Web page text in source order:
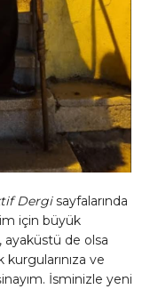
Dergisayfalarında
için büyük
ayaküstü de olsa
ve
İsminizle yeni